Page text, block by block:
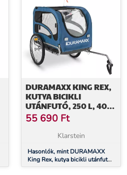
DURAMAXX KING REX,
KUTYA BICIKLI
UTÁNFUTÓ, 250 L, 40
KG, ACÉLCSÖVEK, KÉK
55 690 Ft
Klarstein
Hasonlók, mint DURAMAXX
King Rex, kutya bicikli utánfutó,
250 l, 40 kg, acélcsövek, kék